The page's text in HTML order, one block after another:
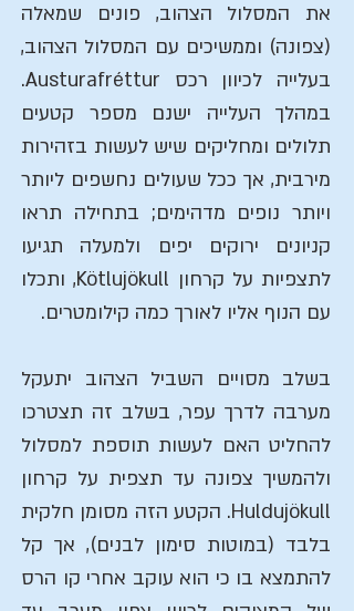
את המסלול הצהוב, פונים שמאלה
(צפונה) וממשיכים עם המסלול הצהוב,
בעלייה לכיוון רכס Austurafréttur.
במהלך העלייה ישנם מספר קטעים
תלולים ומחליקים שיש לעשות בזהירות
מירבית, אך ככל שעולים נחשפים ליותר
ויותר נופים מדהימים; בתחילה תראו
קניונים ירוקים יפים ולמעלה תגיעו
לתצפיות על קרחון Kötlujökull, ותכלו
עם הנוף אליו לאורך כמה קילומטרים.
בשלב מסויים השביל הצהוב יתעקל
מערבה לדרך עפר, בשלב זה תצטרכו
להחליט האם לעשות תוספת למסלול
ולהמשיך צפונה עד תצפית על קרחון
Huldujökull. הקטע הזה מסומן חלקית
בלבד (במוטות סימון לבנים), אך קל
להתמצא בו כי הוא עוקב אחרי קו הרס